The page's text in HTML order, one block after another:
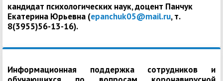
кандидат психологических наук, доцент Панчук
Екатерина Юрьевна (epanchuk05@mail.ru, т.
8(3955)56-13-16).
Информационная поддержка сотрудников и